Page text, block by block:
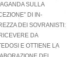
SULLA
DI IN-
DEI SOVRANISTI:
DA
E OTTIENE LA